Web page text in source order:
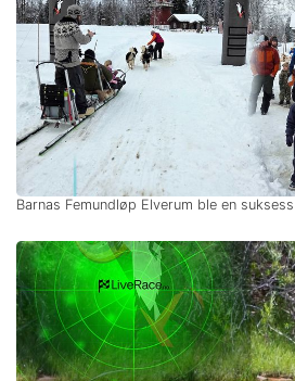
Barnas Femundløp Elverum ble en suksess